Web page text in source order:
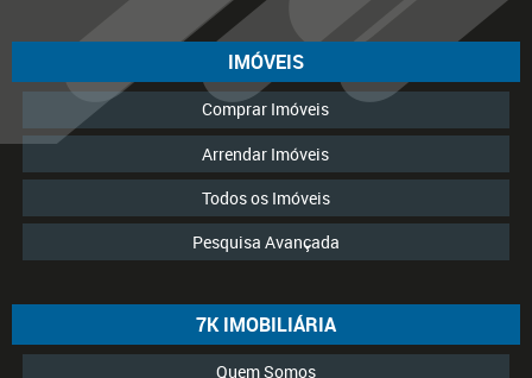
IMÓVEIS
Comprar Imóveis
Arrendar Imóveis
Todos os Imóveis
Pesquisa Avançada
7K IMOBILIÁRIA
Quem Somos